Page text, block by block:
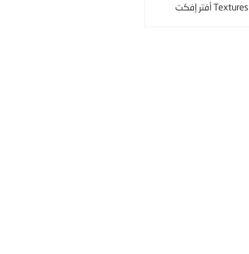
Texturesأفتر إفكت